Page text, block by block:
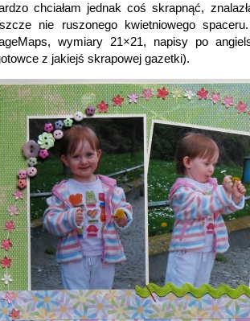
chciałam jednak coś skrapnąć,
nie ruszonego kwietniowego
wymiary 21×21, napisy po
z jakiejś skrapowej gazetki).